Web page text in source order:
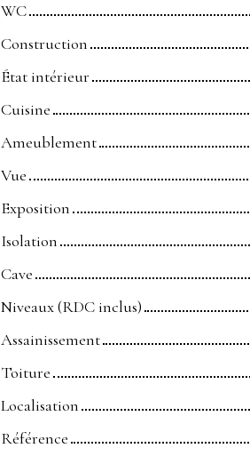
WC
Construction
État intérieur
Cuisine
Ameublement
Vue
Exposition
Isolation
Cave
Niveaux (RDC inclus)
Assainissement
Toiture
Localisation
Référence